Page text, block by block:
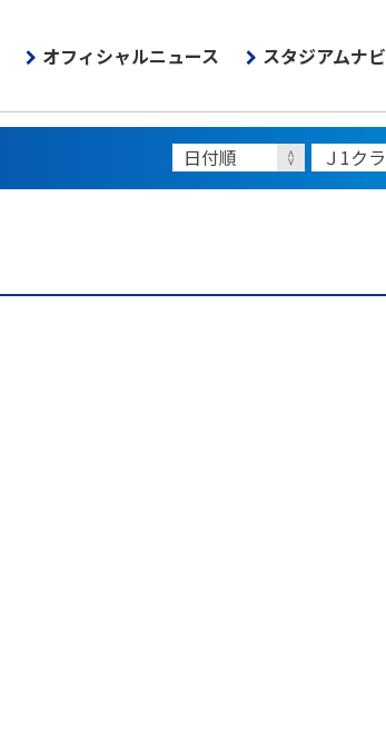
オフィシャルニュース スタジアムナビ